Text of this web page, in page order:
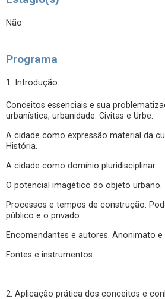
Não
Programa
1. Introdução:
Conceitos essenciais e sua
urbanística, urbanidade. Civitas e Urbe.
A cidade como expressão material da
História.
A cidade como domínio pluridisciplinar.
O potencial imagético do objeto urbano.
Processos e tempos de construção.
público e o privado.
Encomendantes e autores. Anonimato e
Fontes e instrumentos.
2. Aplicação prática dos conceitos e